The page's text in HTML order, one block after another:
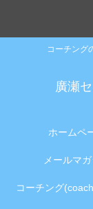
コーチング
廣瀬
ホームペ
メールマ
コーチング